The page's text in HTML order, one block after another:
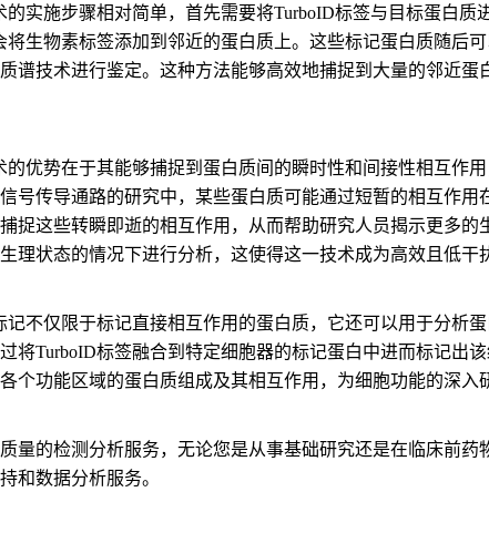
的实施步骤相对简单，首先需要将TurboID标签与目标蛋白质
将生物素标签添加到邻近的蛋白质上。这些标记蛋白质随后
谱技术进行鉴定。这种方法能够高效地捕捉到大量的邻近蛋
的优势在于其能够捕捉到蛋白质间的瞬时性和间接性相互作
号传导通路的研究中，某些蛋白质可能通过短暂的相互作用
捉这些转瞬即逝的相互作用，从而帮助研究人员揭示更多的
理状态的情况下进行分析，这使得这一技术成为高效且低干
记不仅限于标记直接相互作用的蛋白质，它还可以用于分析
将TurboID标签融合到特定细胞器的标记蛋白中进而标记出
个功能区域的蛋白质组成及其相互作用，为细胞功能的深入
量的检测分析服务，无论您是从事基础研究还是在临床前
和数据分析服务。